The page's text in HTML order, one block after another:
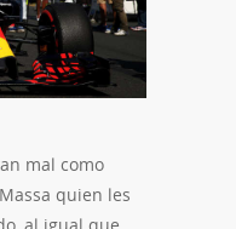
mal como
quien les